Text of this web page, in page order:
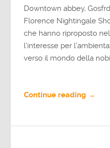
Downtown abbey,
Florence Nightingale
che hanno riproposto
l’interesse per
verso il mondo della
Continue reading →